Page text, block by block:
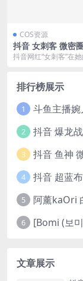
COS资源
抖音 女刺客 微密圈
16期 【21P】(抖
抖音网红“女刺客”在
排行榜展示
1
2
3
4
5 阿薰kaOri
6
文章展示